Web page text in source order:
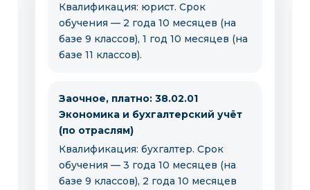
Квалификация: юрист. Срок
обучения — 2 года 10 месяцев (на
базе 9 классов), 1 год 10 месяцев (на
базе 11 классов).
Заочное, платно: 38.02.01
Экономика и бухгалтерский учёт
(по отраслям)
Квалификация: бухгалтер. Срок
обучения — 3 года 10 месяцев (на
базе 9 классов), 2 года 10 месяцев